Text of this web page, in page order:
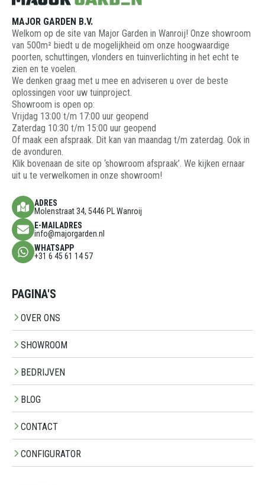
MAJOR GARDEN B.V.
Welkom op de site van Major Garden in Wanroij! Onze showroom
van 500m² biedt u de mogelijkheid om onze hoogwaardige
poorten, schuttingen, vlonders en tuinverlichting in het echt te
zien en te voelen.
We denken graag met u mee en adviseren u over de beste
oplossingen voor uw tuinproject.
Showroom is open op:
Vrijdag 13:00 t/m 17:00 uur geopend
Zaterdag 10:30 t/m 15:00 uur geopend
Of maak een afspraak. Dit kan van maandag t/m zaterdag. Ook in
de avonduren.
Klik bovenaan de site op ‘showroom afspraak’. We kijken ernaar
uit u te verwelkomen in onze showroom!
ADRES
Molenstraat 34, 5446 PL Wanroij
E-MAILADRES
info@majorgarden.nl
WHATSAPP
+31 6 45 61 14 57
PAGINA'S
OVER ONS
SHOWROOM
BEDRIJVEN
BLOG
CONTACT
CONFIGURATOR